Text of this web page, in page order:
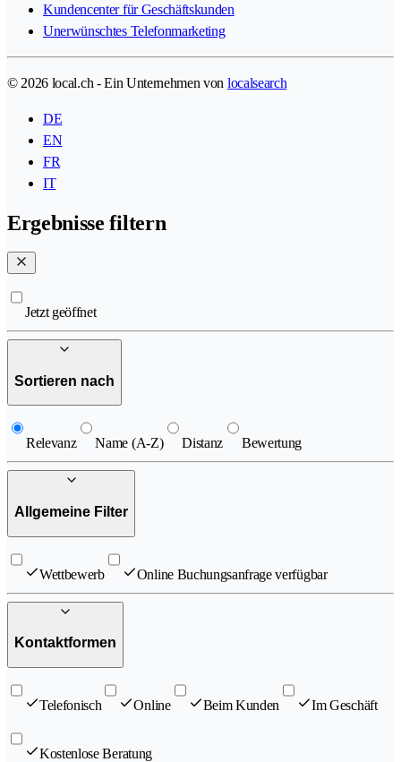
Kundencenter für Geschäftskunden
Unerwünschtes Telefonmarketing
© 2026 local.ch - Ein Unternehmen von localsearch
DE
EN
FR
IT
Ergebnisse filtern
Jetzt geöffnet
Sortieren nach
Relevanz Name (A-Z) Distanz Bewertung
Allgemeine Filter
Wettbewerb Online Buchungsanfrage verfügbar
Kontaktformen
Telefonisch Online Beim Kunden Im Geschäft
Kostenlose Beratung